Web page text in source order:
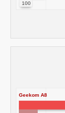
100
Geekom A8